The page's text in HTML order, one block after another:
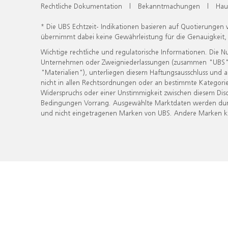
Rechtliche Dokumentation | Bekanntmachungen |
* Die UBS Echtzeit- Indikationen basieren auf
übernimmt dabei keine Gewährleistung für die
Wichtige rechtliche und regulatorische Informationen. Die
Unternehmen oder Zweigniederlassungen (zusammen
"Materialien"), unterliegen diesem Haftungsausschluss
nicht in allen Rechtsordnungen oder an bestimmte
Widerspruchs oder einer Unstimmigkeit zwischen diesem
Bedingungen Vorrang. Ausgewählte Marktdaten werden
und nicht eingetragenen Marken von UBS. Andere Marken